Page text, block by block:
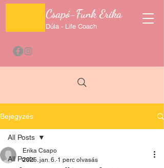
Csapó-Funk Erika
Dúla - Life Coach
Bejegyzés
All Posts
All Posts
Erika Csapo
2025. jan. 6. 1 perc olvasás